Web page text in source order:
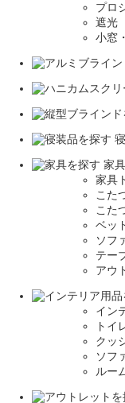
プロ
遮光
小窓
家具
家具
こた
こた
ベッ
ソフ
テー
アウ
イン
トイ
クッ
ソフ
ルー